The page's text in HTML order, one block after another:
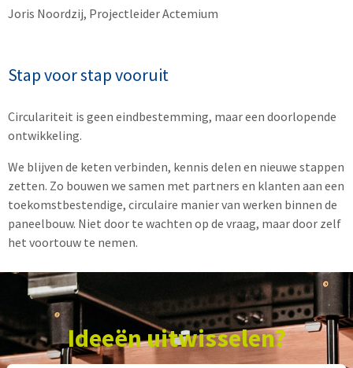
Joris Noordzij, Projectleider Actemium
Stap voor stap vooruit
Circulariteit is geen eindbestemming, maar een doorlopende
ontwikkeling.
We blijven de keten verbinden, kennis delen en nieuwe stappen
zetten. Zo bouwen we samen met partners en klanten aan een
toekomstbestendige, circulaire manier van werken binnen de
paneelbouw. Niet door te wachten op de vraag, maar door zelf
het voortouw te nemen.
Ideeën uitwisselen?